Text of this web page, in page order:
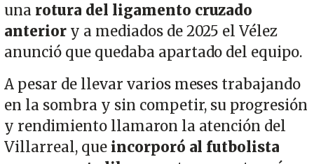
una rotura del ligamento cruzado
anteriory a mediados de 2025 el Vélez
anunció que quedaba apartado del equipo.
A pesar de llevar varios meses trabajando
en la sombra y sin competir, su progresión
y rendimiento llamaron la atención del
Villarreal, que incorporó al futbolista